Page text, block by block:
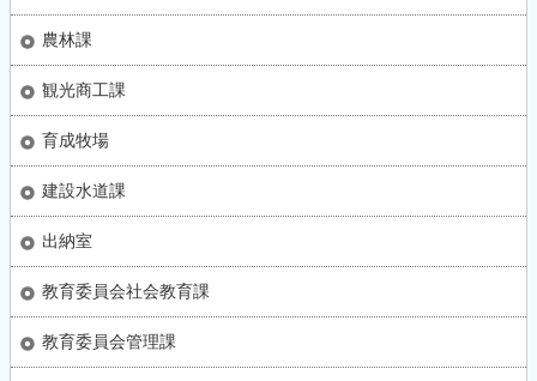
農林課
観光商工課
育成牧場
建設水道課
出納室
教育委員会社会教育課
教育委員会管理課